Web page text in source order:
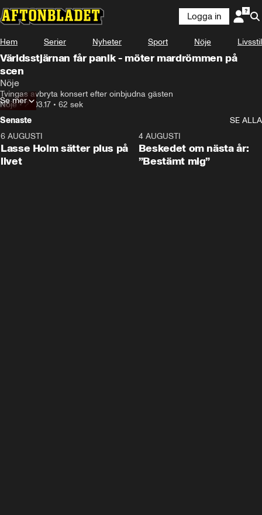
Logga in
Hem Serier Nyheter Sport Nöje Livsstil
Världsstjärnan får panik - möter mardrömmen på
scen
Nöje
Tvingas avbryta konsert efter oinbjudna gästen
Nöje•27.03.17 • 62 sek
Se mer
Senaste
SE ALLA
6 AUGUSTI
Lasse Holm sätter plus på
livet
4 AUGUSTI
Beskedet om nästa år:
”Bestämt mig”